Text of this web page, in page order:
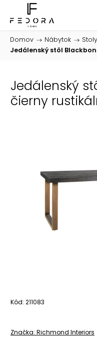
Domov / Nábytok / Stoly
Jedálenský stôl
Jedálenský
čierny
Kód: 211083
Značka: Richmond Interiors